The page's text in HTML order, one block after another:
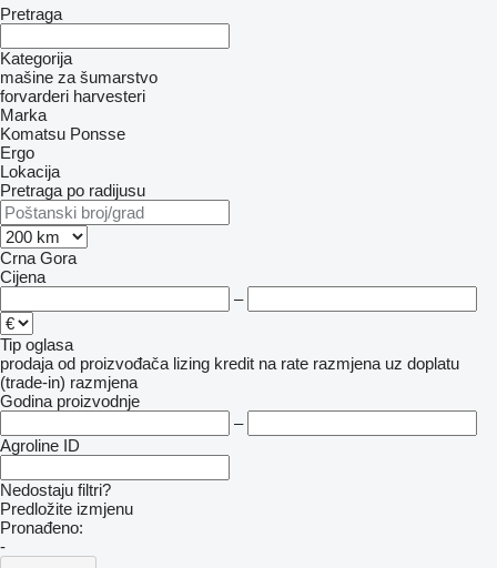
Pretraga
Kategorija
mašine za šumarstvo
forvarderi harvesteri
Marka
Komatsu Ponsse
Ergo
Lokacija
Pretraga po radijusu
Crna Gora
Cijena
–
Tip oglasa
prodaja od proizvođača lizing kredit na rate razmjena uz doplatu
(trade-in) razmjena
Godina proizvodnje
–
Agroline ID
Nedostaju filtri?
Predložite izmjenu
Pronađeno:
-